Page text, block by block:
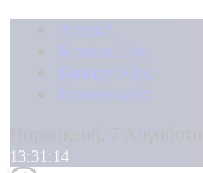
Αρχική
Kontra Live
Καταγγελίες
Επικοινωνία
13:31:16